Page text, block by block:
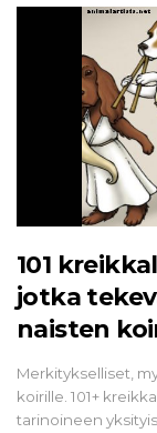
101
jotka
naisten
Merkitykselliset,
koirille. 101+
tarinoineen